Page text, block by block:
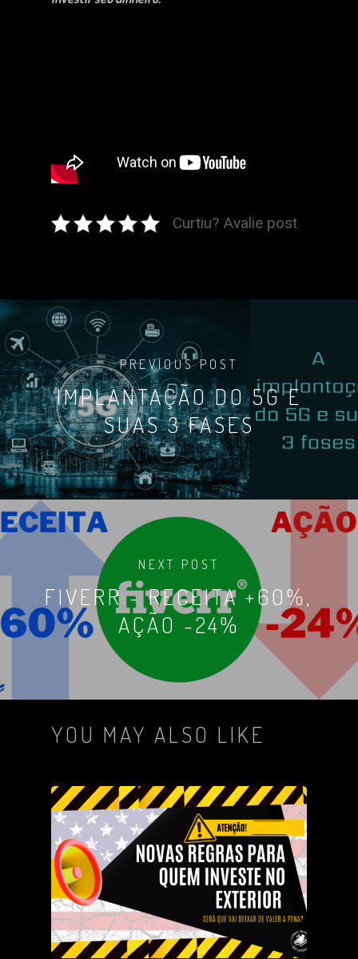
Curtiu? Avalie post
PREVIOUS POST
IMPLANTAÇÃO DO 5G E
SUAS 3 FASES
NEXT POST
FIVERR - RECEITA +60%,
AÇÃO -24%
YOU MAY ALSO LIKE